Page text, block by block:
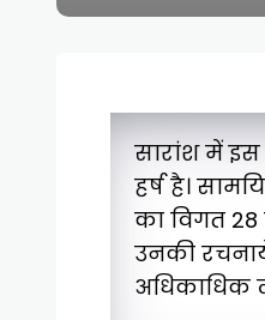
सारांश में
हर्ष है।
का विगत
उनकी
अधिकाधिक